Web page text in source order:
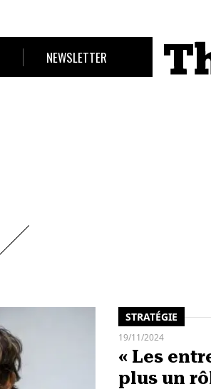
NEWSLETTER
STRATÉGIE
19/11/2024
« Les
plus un